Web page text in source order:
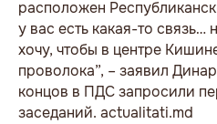
расположен
у вас есть какая-то связь…
хочу, чтобы в центре
проволока”, – заявил
концов в ПДС запросили
заседаний. actualitati.md